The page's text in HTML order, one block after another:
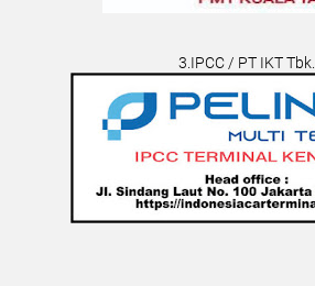
3.IPCC / PT IKT Tbk.